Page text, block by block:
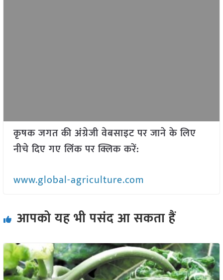
कृषक जगत की अंग्रेजी वेबसाइट पर जाने के लिए
नीचे दिए गए लिंक पर क्लिक करें:
www.global-agriculture.com
आपको यह भी पसंद आ सकता हैं